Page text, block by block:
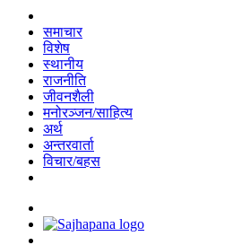
समाचार
विशेष
स्थानीय
राजनीति
जीवनशैली
मनोरञ्जन/साहित्य
अर्थ
अन्तरवार्ता
विचार/बहस